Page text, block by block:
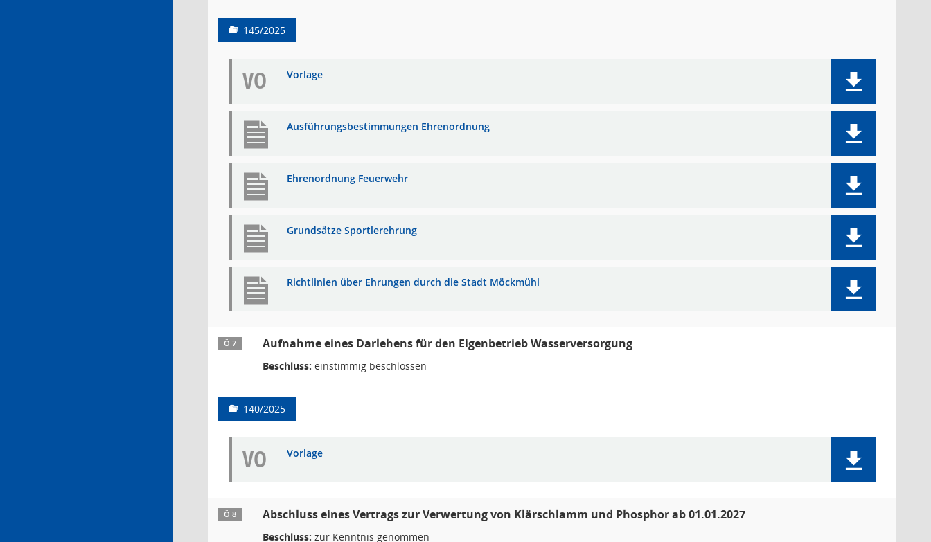
145/2025
VO Vorlage
Ausführungsbestimmungen Ehrenordnung
Ehrenordnung Feuerwehr
Grundsätze Sportlerehrung
Richtlinien über Ehrungen durch die Stadt Möckmühl
Ö 7 Aufnahme eines Darlehens für den Eigenbetrieb Wasserversorgung
Beschluss: einstimmig beschlossen
140/2025
VO Vorlage
Ö 8 Abschluss eines Vertrags zur Verwertung von Klärschlamm und Phosphor ab 01.01.2027
Beschluss: zur Kenntnis genommen